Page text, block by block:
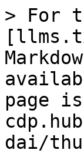
> For
page
dai/